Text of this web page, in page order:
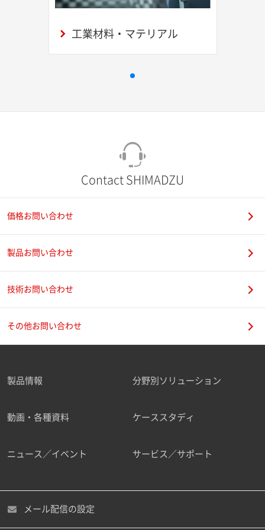
工業材料・マテリアル
Contact SHIMADZU
価格お問い合わせ
製品お問い合わせ
技術お問い合わせ
その他お問い合わせ
製品情報 分野別ソリューション
動画・各種資料 ケーススタディ
ニュース／イベント サービス／サポート
メール配信の設定